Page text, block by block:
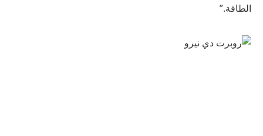
الطاقة.”